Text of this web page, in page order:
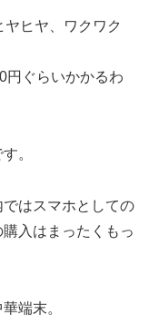
ヒヤ、ワクワク
円ぐらいかかるわ
。
ではスマホとしての
入はまったくもっ
端末。